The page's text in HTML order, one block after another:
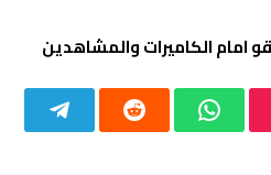
امام الكاميرات والمشاهدين